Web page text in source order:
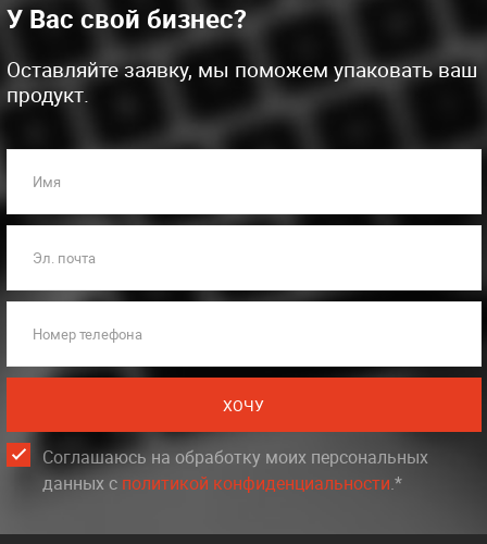
У Вас свой бизнес?
Оставляйте заявку, мы поможем упаковать ваш
продукт.
Имя
Эл. почта
Номер телефона
ХОЧУ
Соглашаюсь на обработку моих персональных
данных c политикой конфиденциальности.*